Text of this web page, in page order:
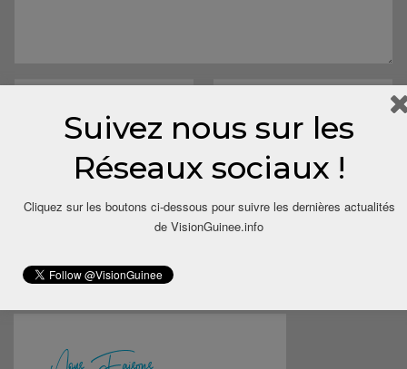
Save my name, email, and website in this browser for the next
Suivez nous sur les
Réseaux sociaux !
Cliquez sur les boutons ci-dessous pour suivre les dernières actualités
de VisionGuinee.info